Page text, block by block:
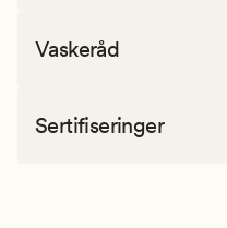
Vaskeråd
Sertifiseringer